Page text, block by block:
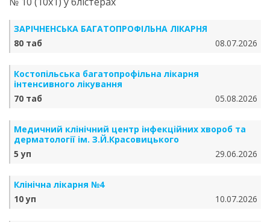
ЗАРІЧНЕНСЬКА БА­ГА­ТО­ПРО­ФІЛЬ­НА ЛІКАРНЯ
80 таб
08.07.2026
Костопільська багатопрофільна лікарня
інтенсивного лікування
70 таб
05.08.2026
Медичний клінічний центр інфекційних хвороб та
дерматології ім. З.Й.Красовицького
5 уп
29.06.2026
Клінічна лікарня №4
10 уп
10.07.2026